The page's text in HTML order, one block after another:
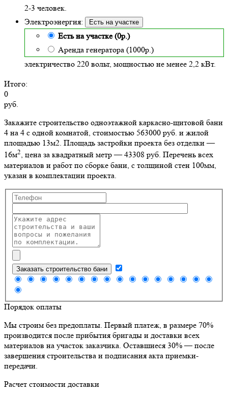
2-3 человек.
Электроэнергия:
Есть на участке
Есть на участке (0р.)
Аренда генератора (1000р.)
электричество 220 вольт, мощностью не менее 2,2 кВт.
Итого:
0
руб.
Закажите строительство одноэтажной каркасно-щитовой бани
4 на 4 с одной комнатой, стоимостью 563000 руб. и жилой
площадью 13м2. Площадь застройки проекта без отделки —
16м2, цена за квадратный метр — 43308 руб. Перечень всех
материалов и работ по сборке бани, с толщиной стен 100мм,
указан в комплектации проекта.
Заказать строительство бани
Порядок оплаты
Мы строим без предоплаты. Первый платеж, в размере 70%
производится после прибытия бригады и доставки всех
материалов на участок заказчика. Оставшиеся 30% — после
завершения строительства и подписания акта приемки-
передачи.
Расчет стоимости доставки